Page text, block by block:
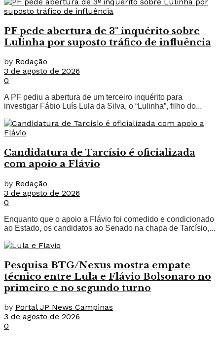
PF pede abertura de 3º inquérito sobre
Lulinha por suposto tráfico de influência
by Redação
3 de agosto de 2026
0
A PF pediu a abertura de um terceiro inquérito para
investigar Fábio Luís Lula da Silva, o “Lulinha”, filho do...
Candidatura de Tarcísio é oficializada
com apoio a Flávio
by Redação
3 de agosto de 2026
0
Enquanto que o apoio a Flávio foi comedido e condicionado
ao Estado, os candidatos ao Senado na chapa de Tarcísio,...
Pesquisa BTG/Nexus mostra empate
técnico entre Lula e Flávio Bolsonaro no
primeiro e no segundo turno
by Portal JP News Campinas
3 de agosto de 2026
0